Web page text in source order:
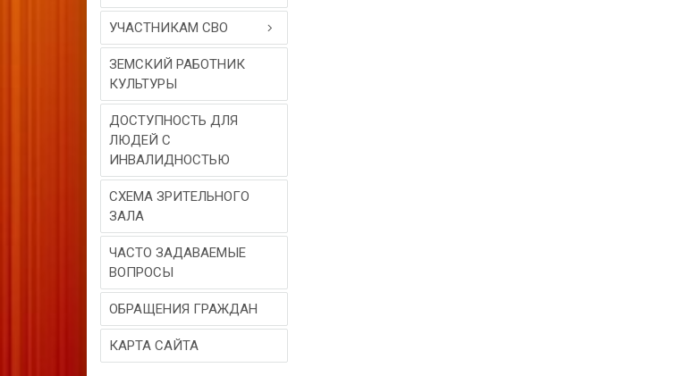
УЧАСТНИКАМ СВО
ЗЕМСКИЙ РАБОТНИК
КУЛЬТУРЫ
ДОСТУПНОСТЬ ДЛЯ
ЛЮДЕЙ С
ИНВАЛИДНОСТЬЮ
СХЕМА ЗРИТЕЛЬНОГО
ЗАЛА
ЧАСТО ЗАДАВАЕМЫЕ
ВОПРОСЫ
ОБРАЩЕНИЯ ГРАЖДАН
КАРТА САЙТА